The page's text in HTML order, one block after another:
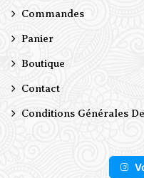
Commandes
Panier
Boutique
Contact
Conditions Générales